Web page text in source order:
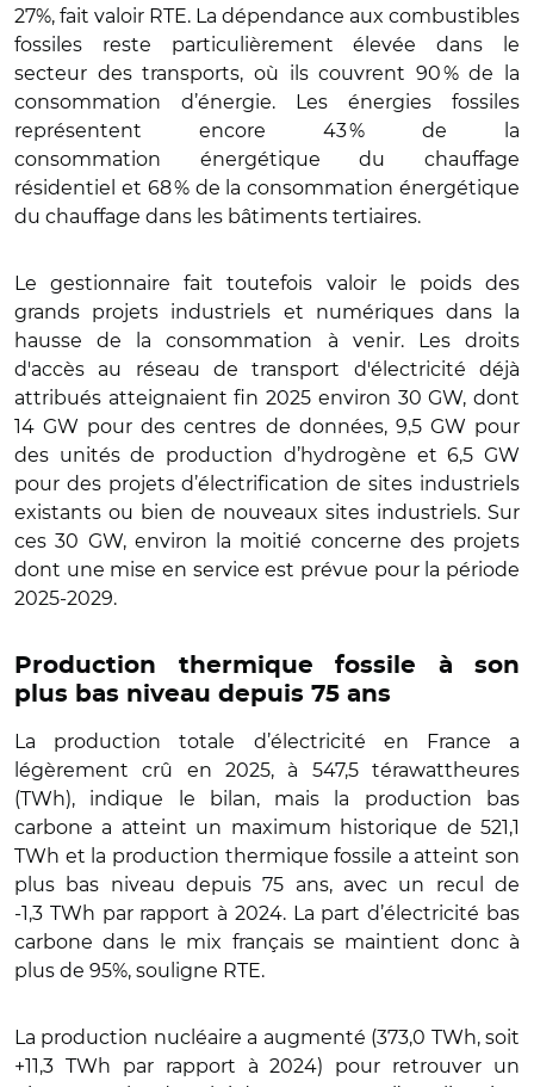
27%, fait valoir RTE. La dépendance aux combustibles
fossiles reste particulièrement élevée dans le
secteur des transports, où ils couvrent 90 % de la
consommation d’énergie. Les énergies fossiles
représentent encore 43 % de la
consommation énergétique du chauffage
résidentiel et 68 % de la consommation énergétique
du chauffage dans les bâtiments tertiaires.
Le gestionnaire fait toutefois valoir le poids des
grands projets industriels et numériques dans la
hausse de la consommation à venir. Les droits
d'accès au réseau de transport d'électricité déjà
attribués atteignaient fin 2025 environ 30 GW, dont
14 GW pour des centres de données, 9,5 GW pour
des unités de production d’hydrogène et 6,5 GW
pour des projets d’électrification de sites industriels
existants ou bien de nouveaux sites industriels. Sur
ces 30 GW, environ la moitié concerne des projets
dont une mise en service est prévue pour la période
2025-2029.
Production thermique fossile à son
plus bas niveau depuis 75 ans
La production totale d’électricité en France a
légèrement crû en 2025, à 547,5 térawattheures
(TWh), indique le bilan, mais la production bas
carbone a atteint un maximum historique de 521,1
TWh et la production thermique fossile a atteint son
plus bas niveau depuis 75 ans, avec un recul de
-1,3 TWh par rapport à 2024. La part d’électricité bas
carbone dans le mix français se maintient donc à
plus de 95%, souligne RTE.
La production nucléaire a augmenté (373,0 TWh, soit
+11,3 TWh par rapport à 2024) pour retrouver un